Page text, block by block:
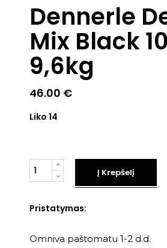
Dennerle
Mix Black
9,6kg
46.00 €
Liko 14
Kiekis
Į Krepšelį
Pristatymas:
Omniva paštomatu 1-2 d.d.